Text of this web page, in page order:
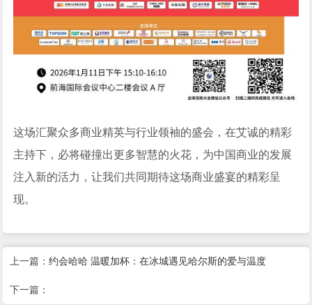
这场汇聚众多商业精英与行业领袖的盛会，在艾诚的精彩
主持下，必将碰撞出更多智慧的火花，为中国商业的发展
注入新的活力，让我们共同期待这场商业盛宴的精彩呈
现。
上一篇：约会哈哈 温暖加杯：在冰城遇见哈尔斯的爱与温度
下一篇：